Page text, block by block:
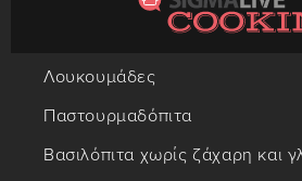
Λουκουμάδες
Παστουρμαδόπιτα
Βασιλόπιτα χωρίς ζάχαρη και